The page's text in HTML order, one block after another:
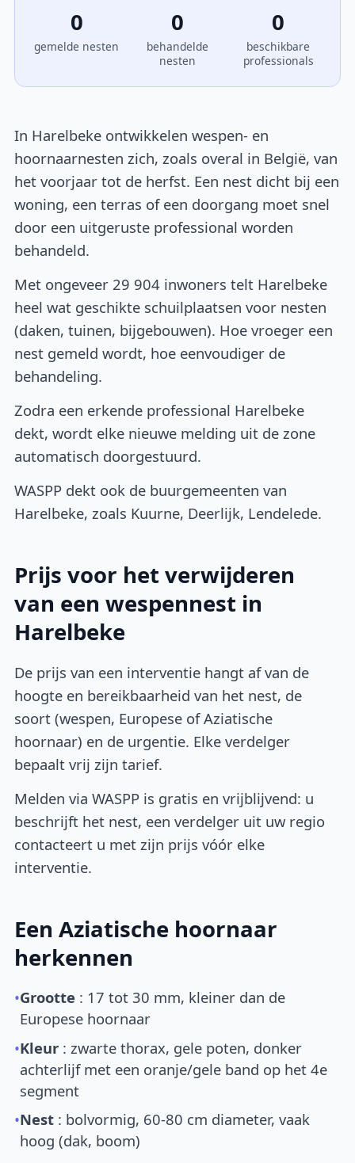
0
gemelde nesten
0
behandelde
nesten
0
beschikbare
professionals
In Harelbeke ontwikkelen wespen- en
hoornaarnesten zich, zoals overal in België, van
het voorjaar tot de herfst. Een nest dicht bij een
woning, een terras of een doorgang moet snel
door een uitgeruste professional worden
behandeld.
Met ongeveer 29 904 inwoners telt Harelbeke
heel wat geschikte schuilplaatsen voor nesten
(daken, tuinen, bijgebouwen). Hoe vroeger een
nest gemeld wordt, hoe eenvoudiger de
behandeling.
Zodra een erkende professional Harelbeke
dekt, wordt elke nieuwe melding uit de zone
automatisch doorgestuurd.
WASPP dekt ook de buurgemeenten van
Harelbeke, zoals Kuurne, Deerlijk, Lendelede.
Prijs voor het verwijderen
van een wespennest in
Harelbeke
De prijs van een interventie hangt af van de
hoogte en bereikbaarheid van het nest, de
soort (wespen, Europese of Aziatische
hoornaar) en de urgentie. Elke verdelger
bepaalt vrij zijn tarief.
Melden via WASPP is gratis en vrijblijvend: u
beschrijft het nest, een verdelger uit uw regio
contacteert u met zijn prijs vóór elke
interventie.
Een Aziatische hoornaar
herkennen
•Grootte : 17 tot 30 mm, kleiner dan de
Europese hoornaar
•Kleur : zwarte thorax, gele poten, donker
achterlijf met een oranje/gele band op het 4e
segment
•Nest : bolvormig, 60-80 cm diameter, vaak
hoog (dak, boom)